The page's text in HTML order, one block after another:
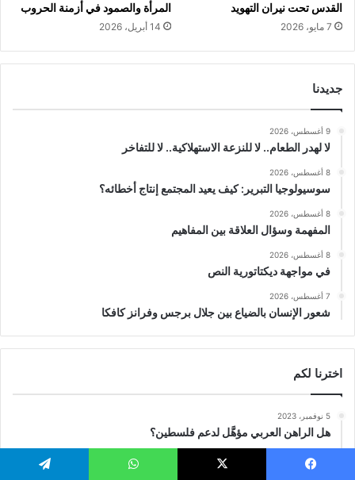
القدس تحت نيران التهويد
7 مايو، 2026
المرأة والصمود في أزمنة الحروب
14 أبريل، 2026
جديدنا
9 أغسطس، 2026
لا لهدر الطعام.. لا للنزعة الاستهلاكية.. لا للتفاخر
8 أغسطس، 2026
سوسيولوجيا التبرير: كيف يعيد المجتمع إنتاج أخطائه؟
8 أغسطس، 2026
المفهمة وسؤال العلاقة بين المفاهيم
8 أغسطس، 2026
في مواجهة ديكتاتورية النص
7 أغسطس، 2026
شعور الإنسان بالضياع بين جلال برجس وفرانز كافكا
اخترنا لكم
5 نوفمبر، 2023
هل الراهن العربي مؤهَّل لدعم فلسطين؟
فلسفة التعليم الديني في الكيان الصهيوني